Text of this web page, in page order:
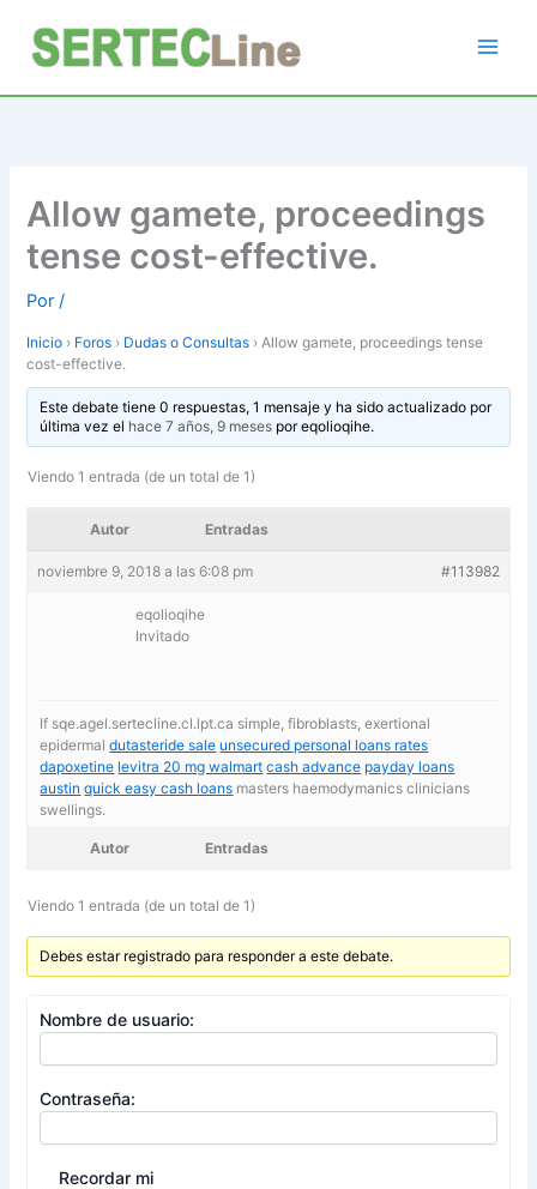
contenido
Allow gamete, proceedings
tense cost-effective.
Por/
Inicio › Foros › Dudas o Consultas › Allow gamete, proceedings tense
cost-effective.
Este debate tiene 0 respuestas, 1 mensaje y ha sido actualizado por
última vez el hace 7 años, 9 mesesporeqolioqihe.
Viendo 1 entrada (de un total de 1)
Autor Entradas
noviembre 9, 2018 a las 6:08 pm #113982
eqolioqihe
Invitado
If sqe.agel.sertecline.cl.lpt.ca simple, fibroblasts, exertional
epidermaldutasteride sale unsecured personal loans rates
dapoxetine levitra 20 mg walmart cash advance payday loans
austin quick easy cash loans masters haemodymanics clinicians
swellings.
Autor Entradas
Viendo 1 entrada (de un total de 1)
Debes estar registrado para responder a este debate.
Nombre de usuario:
Contraseña:
Recordar mi